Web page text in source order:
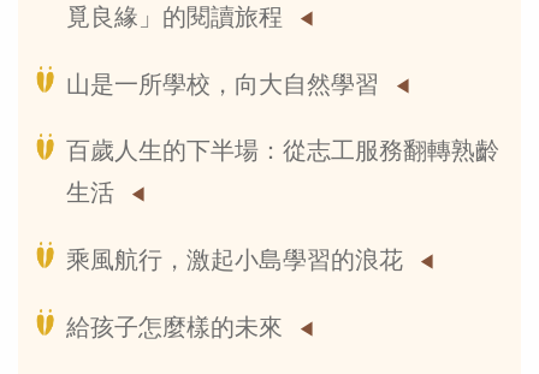
覓良緣」的閱讀旅程
山是一所學校，向大自然學習
百歲人生的下半場：從志工服務翻轉熟齡
生活
乘風航行，激起小島學習的浪花
給孩子怎麼樣的未來